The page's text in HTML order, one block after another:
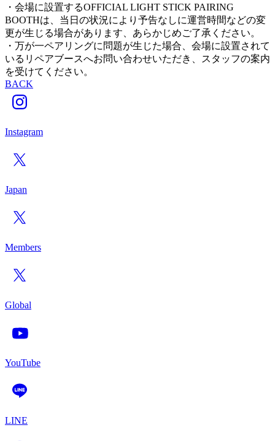
・会場に設置するOFFICIAL LIGHT STICK PAIRING
BOOTHは、当日の状況により予告なしに運営時間などの変
更が生じる場合があります、あらかじめご了承ください。
・万が一ペアリングに問題が生じた場合、会場に設置されて
いるリペアブースへお問い合わせいただき、スタッフの案内
を受けてください。
BACK
Instagram
Japan
Members
Global
YouTube
LINE